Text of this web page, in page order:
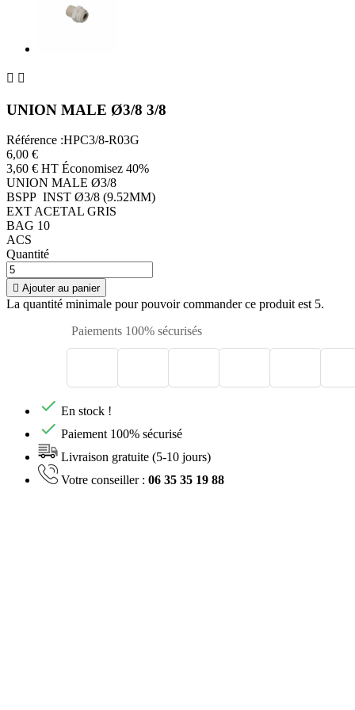
 
UNION MALE Ø3/8 3/8
Référence :HPC3/8-R03G
6,00 €
3,60 € HT Économisez 40%
UNION MALE Ø3/8
BSPP INST Ø3/8 (9.52MM)
EXT ACETAL GRIS
BAG 10
ACS
Quantité
 Ajouter au panier
La quantité minimale pour pouvoir commander ce produit est 5.
Paiements 100% sécurisés
En stock !
Paiement 100% sécurisé
Livraison gratuite (5-10 jours)
Votre conseiller : 06 35 35 19 88